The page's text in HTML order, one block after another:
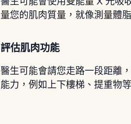
量您的肌肉質量，就像測量體
評估肌肉功能
醫生可能會請您走路一段距離
能力，例如上下樓梯、提重物